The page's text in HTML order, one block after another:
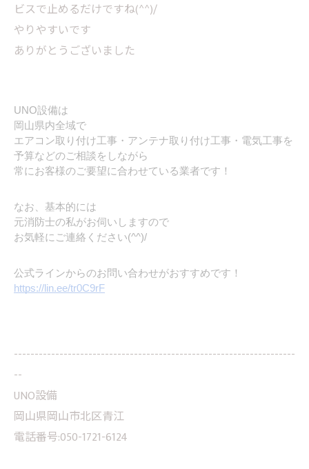
ビスで止めるだけですね(^^)/
やりやすいです
ありがとうございました
UNO設備は
岡山県内全域で
エアコン取り付け工事・アンテナ取り付け工事・電気工事を
予算などのご相談をしながら
常にお客様のご要望に合わせている業者です！
なお、基本的には
元消防士の私がお伺いしますので
お気軽にご連絡ください(^^)/
公式ラインからのお問い合わせがおすすめです！
https://lin.ee/tr0C9rF
--------------------------------------------------------------------
--
UNO設備
岡山県岡山市北区青江
電話番号:050-1721-6124